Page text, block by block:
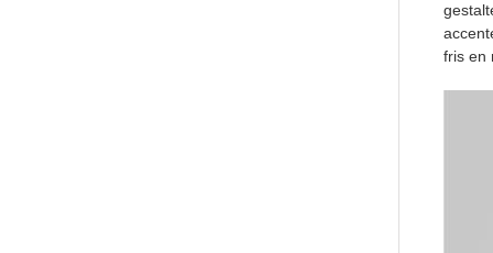
fris en